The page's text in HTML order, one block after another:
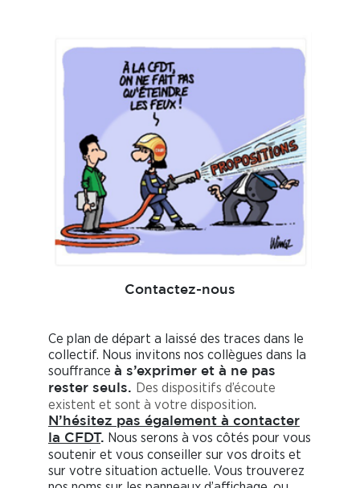
Contactez-nous
Ce plan de départ a laissé des traces dans le
collectif. Nous invitons nos collègues dans la
souffrance à s’exprimer et à ne pas
rester seuls. Des dispositifs d’écoute
existent et sont à votre disposition.
N’hésitez pas également à contacter
la CFDT . Nous serons à vos côtés pour vous
soutenir et vous conseiller sur vos droits et
sur votre situation actuelle. Vous trouverez